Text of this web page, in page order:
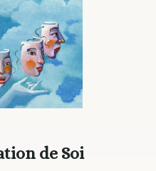
de Soi